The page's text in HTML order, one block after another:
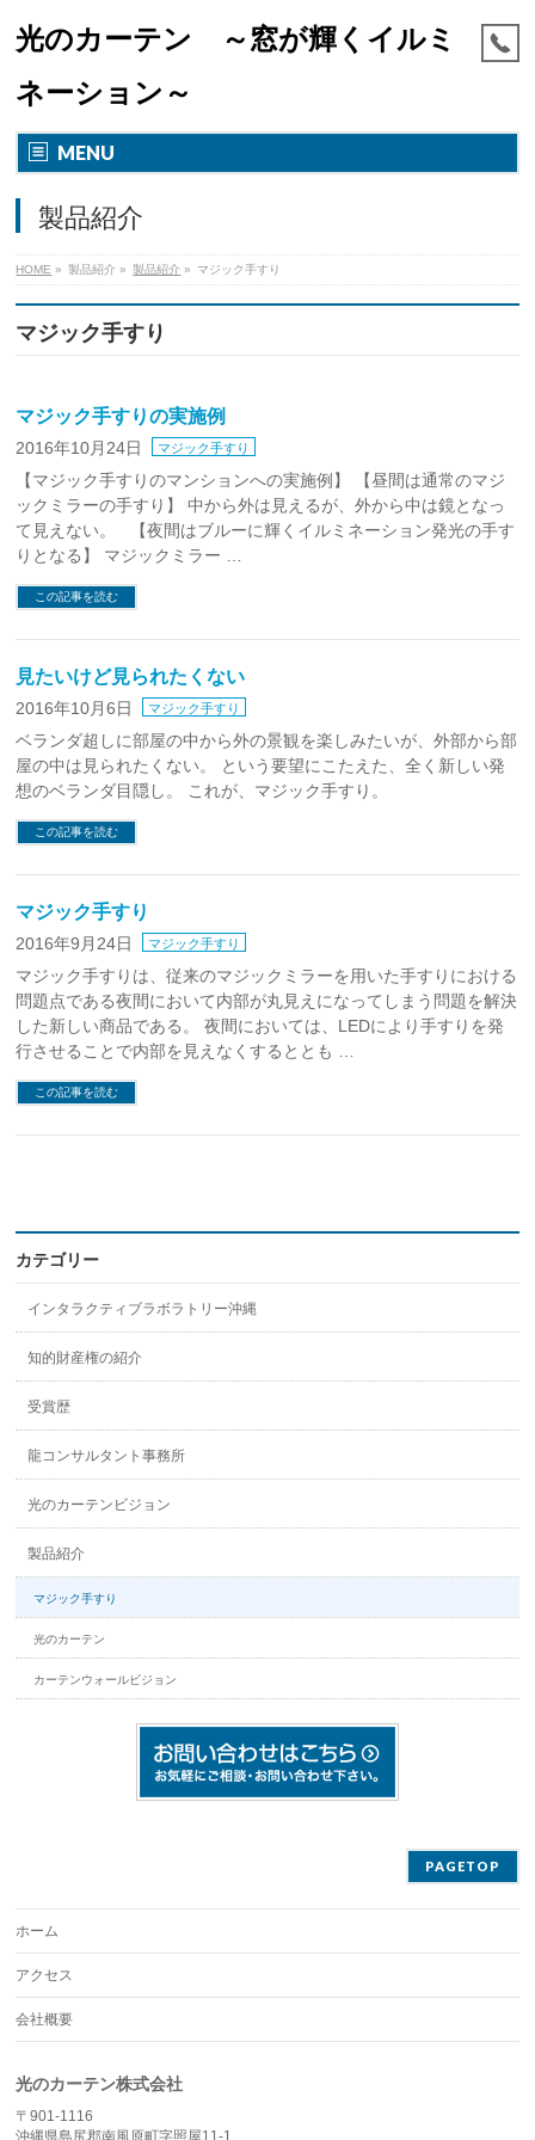
光のカーテン ～窓が輝くイルミ
ネーション～
MENU
製品紹介
HOME » 製品紹介 » 製品紹介 » マジック手すり
マジック手すり
マジック手すりの実施例
2016年10月24日 マジック手すり
【マジック手すりのマンションへの実施例】 【昼間は通常のマジ
ックミラーの手すり】 中から外は見えるが、外から中は鏡となっ
て見えない。 【夜間はブルーに輝くイルミネーション発光の手す
りとなる】 マジックミラー …
この記事を読む
見たいけど見られたくない
2016年10月6日 マジック手すり
ベランダ超しに部屋の中から外の景観を楽しみたいが、外部から部
屋の中は見られたくない。 という要望にこたえた、全く新しい発
想のベランダ目隠し。 これが、マジック手すり。
この記事を読む
マジック手すり
2016年9月24日 マジック手すり
マジック手すりは、従来のマジックミラーを用いた手すりにおける
問題点である夜間において内部が丸見えになってしまう問題を解決
した新しい商品である。 夜間においては、LEDにより手すりを発
行させることで内部を見えなくするととも …
この記事を読む
カテゴリー
インタラクティブラボラトリー沖縄
知的財産権の紹介
受賞歴
龍コンサルタント事務所
光のカーテンビジョン
製品紹介
マジック手すり
光のカーテン
カーテンウォールビジョン
PAGETOP
ホーム
アクセス
会社概要
光のカーテン株式会社
〒901-1116
沖縄県島尻郡南風原町字照屋11-1